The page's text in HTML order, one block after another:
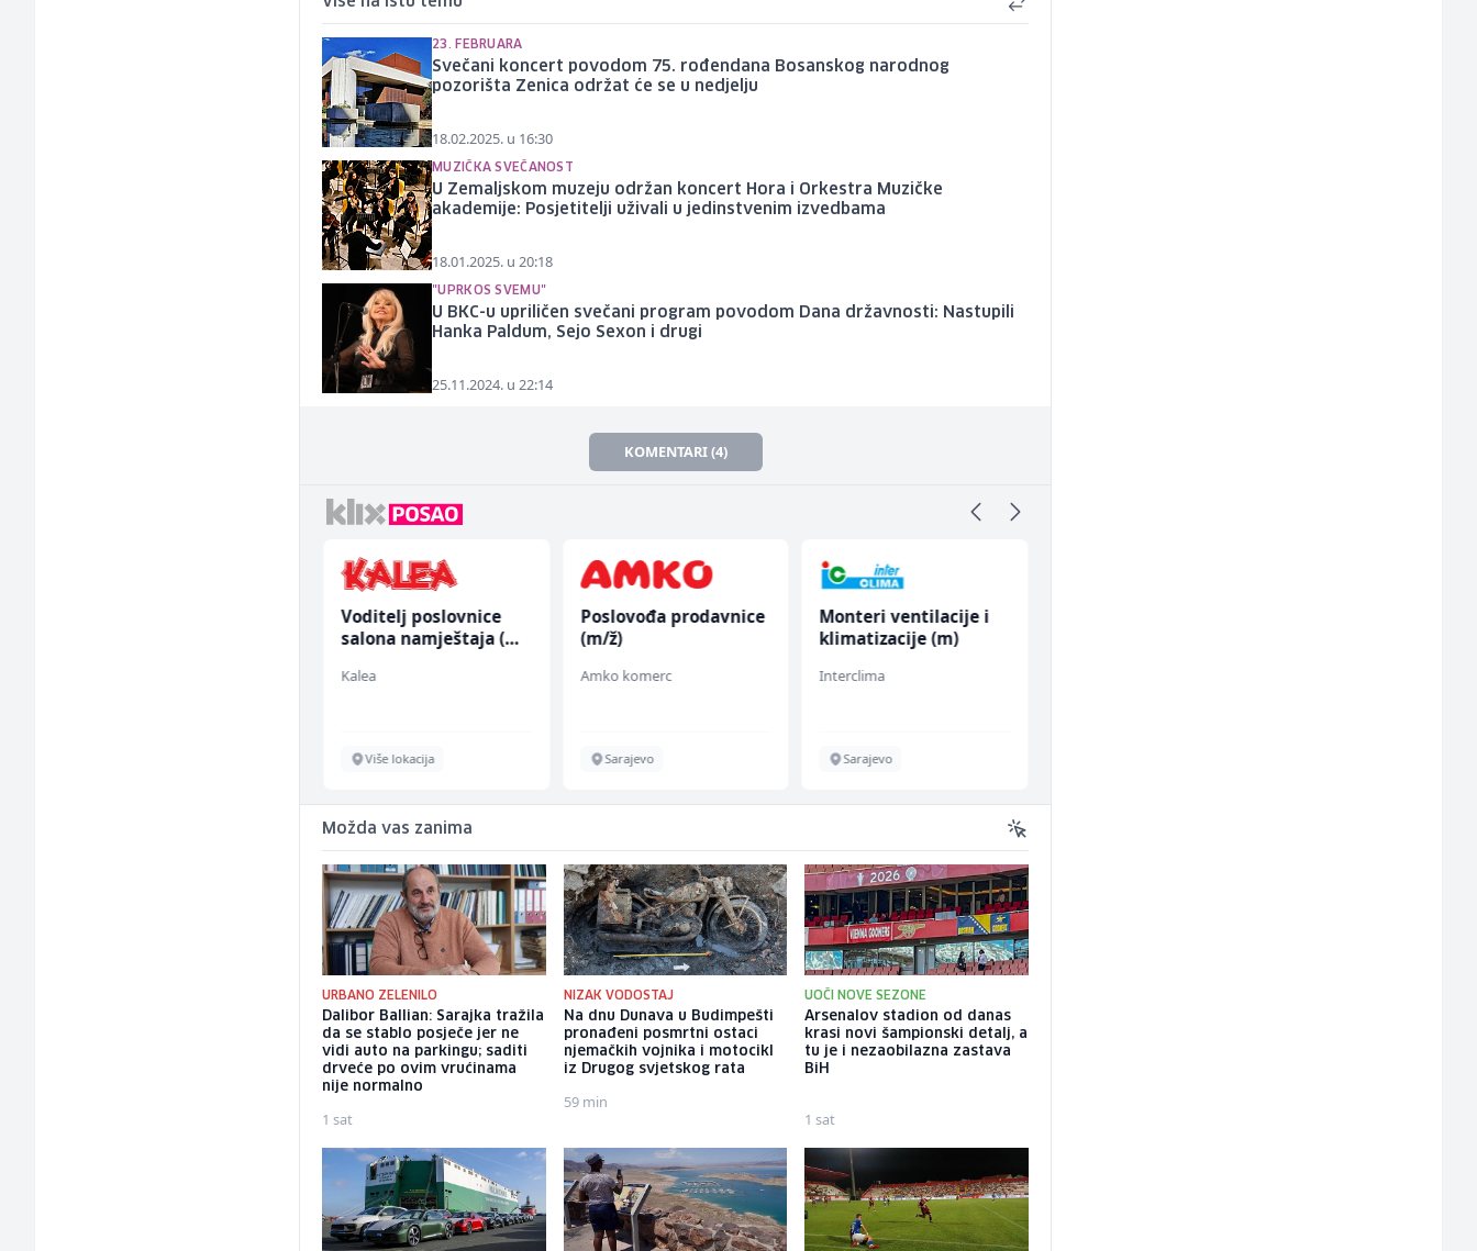
23. FEBRUARA
Svečani koncert povodom 75. rođendana Bosanskog narodnog
pozorišta Zenica održat će se u nedjelju
18.02.2025. u 16:30
MUZIČKA SVEČANOST
U Zemaljskom muzeju održan koncert Hora i Orkestra Muzičke
akademije: Posjetitelji uživali u jedinstvenim izvedbama
18.01.2025. u 20:18
"UPRKOS SVEMU"
U BKC-u upriličen svečani program povodom Dana državnosti: Nastupili
Hanka Paldum, Sejo Sexon i drugi
25.11.2024. u 22:14
KOMENTARI (4)
Voditelj poslovnice
salona namještaja (m/
Kalea
Više lokacija
Poslovođa prodavnice
(m/ž)
Amko komerc
Sarajevo
Monteri ventilacije i
klimatizacije (m)
Interclima
Sarajevo
Možda vas zanima
URBANO ZELENILO
Dalibor Ballian: Sarajka tražila
da se stablo posječe jer ne
vidi auto na parkingu; saditi
drveće po ovim vrućinama
nije normalno
1 sat
NIZAK VODOSTAJ
Na dnu Dunava u Budimpešti
pronađeni posmrtni ostaci
njemačkih vojnika i motocikl
iz Drugog svjetskog rata
59 min
UOČI NOVE SEZONE
Arsenalov stadion od danas
krasi novi šampionski detalj, a
tu je i nezaobilazna zastava
BiH
1 sat